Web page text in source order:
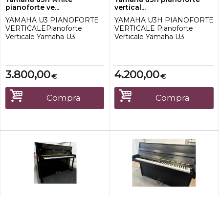
pianoforte ve...
YAMAHA U3 PIANOFORTE
VERTICALEPianoforte
Verticale Yamaha U3
: 153 cmAltezza: 131
cmLarghezza: 65 cmIl
prezzo include panchetta e
accordatura in sede.IL
PREZZO NON INCLUDE IL
TRASPORTO E LA
€
3.800,00
Compra
vertical...
YAMAHA U3H PIANOFORTE
VERTICALE Pianoforte
Verticale Yamaha U3
cmLarghezza: 65 cmIl
prezzo include panchetta e
accordatura in sede.IL
PREZZO NON INCLUDE IL
TRASPORTO E LA
CONSEGNA.
€
4.200,00
Compra